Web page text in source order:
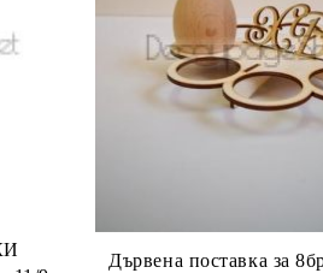
Дървена поставка за